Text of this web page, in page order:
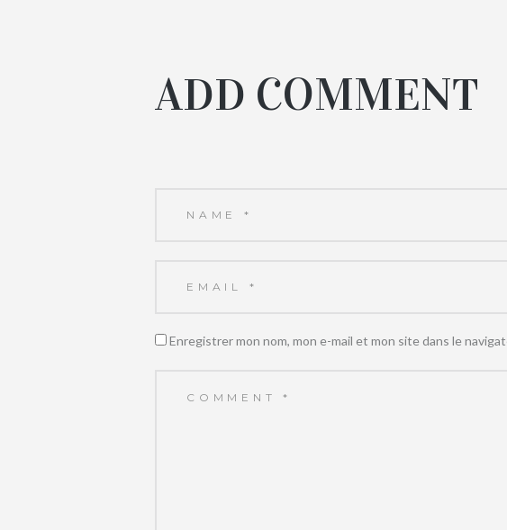
ADD COMMENT
Enregistrer mon nom, mon e-mail et mon site dans le